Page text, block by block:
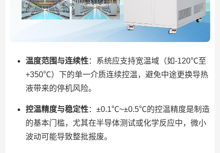
温度范围与连续性：系统应支持宽温域（如-120℃至
+350℃）下的单一介质连续控温，避免中途更换导热
液带来的停机风险。
控温精度与稳定性：±0.1℃~±0.5℃的控温精度是制造
的基本门槛，尤其在半导体测试或化学反应中，微小
波动可能导致整批报废。